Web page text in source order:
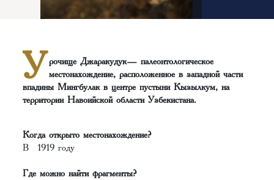
У рочище Джаракудук— палеонтологическое
местонахождение, расположенное в западной части
впадины Мингбулак в центре пустыни Кызылкум, на
территории Навоийской области Узбекистана.
Когда открыто местонахождение?
В 1919 году
Где можно найти фрагменты?